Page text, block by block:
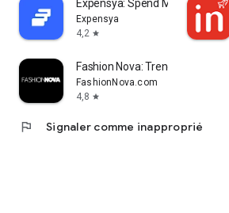
Expensya: Spend Management
Expensya
4,2 star
Fashion Nova: Trendy Shopping
FashionNova.com
4,8 star
flag Signaler comme inapproprié